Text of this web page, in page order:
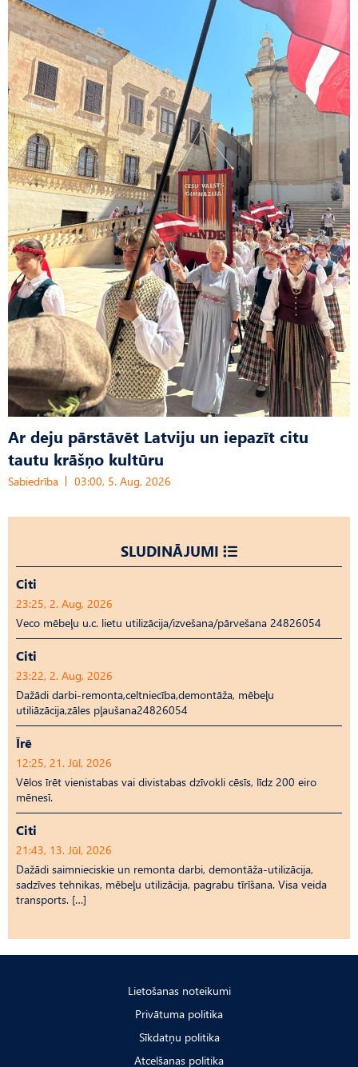
Ar deju pārstāvēt Latviju un iepazīt citu
tautu krāšņo kultūru
Sabiedrība 03:00, 5. Aug, 2026
SLUDINĀJUMI
Citi
23:25, 2. Aug, 2026
Veco mēbeļu u.c. lietu utilizācija/izvešana/pārvešana 24826054
Citi
23:22, 2. Aug, 2026
Dažādi darbi-remonta,celtniecība,demontāža, mēbeļu
utiliāzācija,zāles pļaušana24826054
Īrē
12:25, 21. Jūl, 2026
Vēlos īrēt vienistabas vai divistabas dzīvokli cēsīs, līdz 200 eiro
mēnesī.
Citi
21:43, 13. Jūl, 2026
Dažādi saimnieciskie un remonta darbi, demontāža-utilizācija,
sadzīves tehnikas, mēbeļu utilizācija, pagrabu tīrīšana. Visa veida
transports. […]
Lietošanas noteikumi
Privātuma politika
Sīkdatņu politika
Atcelšanas politika